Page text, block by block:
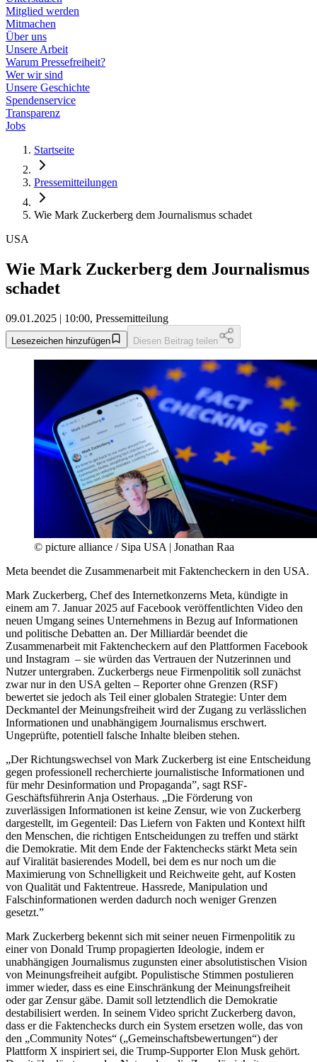
Mitglied werden
Mitmachen
Über uns
Unsere Arbeit
Warum Pressefreiheit?
Wer wir sind
Unsere Geschichte
Spendenservice
Transparenz
Jobs
Startseite
Pressemitteilungen
Wie Mark Zuckerberg dem Journalismus schadet
USA
Wie Mark Zuckerberg dem Journalismus
schadet
09.01.2025 | 10:00, Pressemitteilung
Lesezeichen hinzufügen Diesen Beitrag teilen
© picture alliance / Sipa USA | Jonathan Raa
Meta beendet die Zusammenarbeit mit Faktencheckern in den USA.
Mark Zuckerberg, Chef des Internetkonzerns Meta, kündigte in
einem am 7. Januar 2025 auf Facebook veröffentlichten Video den
neuen Umgang seines Unternehmens in Bezug auf Informationen
und politische Debatten an. Der Milliardär beendet die
Zusammenarbeit mit Faktencheckern auf den Plattformen Facebook
und Instagram – sie würden das Vertrauen der Nutzerinnen und
Nutzer untergraben. Zuckerbergs neue Firmenpolitik soll zunächst
zwar nur in den USA gelten – Reporter ohne Grenzen (RSF)
bewertet sie jedoch als Teil einer globalen Strategie: Unter dem
Deckmantel der Meinungsfreiheit wird der Zugang zu verlässlichen
Informationen und unabhängigem Journalismus erschwert.
Ungeprüfte, potentiell falsche Inhalte bleiben stehen.
„Der Richtungswechsel von Mark Zuckerberg ist eine Entscheidung
gegen professionell recherchierte journalistische Informationen und
für mehr Desinformation und Propaganda”, sagt RSF-
Geschäftsführerin Anja Osterhaus. „Die Förderung von
zuverlässigen Informationen ist keine Zensur, wie von Zuckerberg
dargestellt, im Gegenteil: Das Liefern von Fakten und Kontext hilft
den Menschen, die richtigen Entscheidungen zu treffen und stärkt
die Demokratie. Mit dem Ende der Faktenchecks stärkt Meta sein
auf Viralität basierendes Modell, bei dem es nur noch um die
Maximierung von Schnelligkeit und Reichweite geht, auf Kosten
von Qualität und Faktentreue. Hassrede, Manipulation und
Falschinformationen werden dadurch noch weniger Grenzen
gesetzt.”
Mark Zuckerberg bekennt sich mit seiner neuen Firmenpolitik zu
einer von Donald Trump propagierten Ideologie, indem er
unabhängigen Journalismus zugunsten einer absolutistischen Vision
von Meinungsfreiheit aufgibt. Populistische Stimmen postulieren
immer wieder, dass es eine Einschränkung der Meinungsfreiheit
oder gar Zensur gäbe. Damit soll letztendlich die Demokratie
destabilisiert werden. In seinem Video spricht Zuckerberg davon,
dass er die Faktenchecks durch ein System ersetzen wolle, das von
den „Community Notes“ („Gemeinschaftsbewertungen“) der
Plattform X inspiriert sei, die Trump-Supporter Elon Musk gehört.